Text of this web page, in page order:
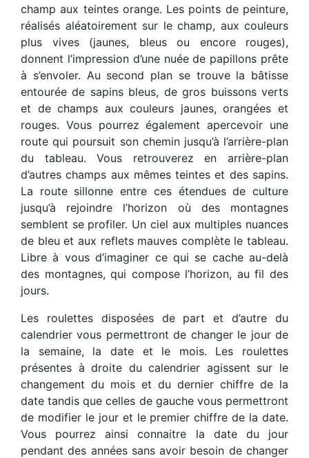
champ aux teintes orange. Les points de peinture,
réalisés aléatoirement sur le champ, aux couleurs
plus vives (jaunes, bleus ou encore rouges),
donnent l’impression d’une nuée de papillons prête
à s’envoler. Au second plan se trouve la bâtisse
entourée de sapins bleus, de gros buissons verts
et de champs aux couleurs jaunes, orangées et
rouges. Vous pourrez également apercevoir une
route qui poursuit son chemin jusqu’à l’arrière-plan
du tableau. Vous retrouverez en arrière-plan
d’autres champs aux mêmes teintes et des sapins.
La route sillonne entre ces étendues de culture
jusqu’à rejoindre l’horizon où des montagnes
semblent se profiler. Un ciel aux multiples nuances
de bleu et aux reflets mauves complète le tableau.
Libre à vous d’imaginer ce qui se cache au-delà
des montagnes, qui compose l’horizon, au fil des
jours.
Les roulettes disposées de part et d’autre du
calendrier vous permettront de changer le jour de
la semaine, la date et le mois. Les roulettes
présentes à droite du calendrier agissent sur le
changement du mois et du dernier chiffre de la
date tandis que celles de gauche vous permettront
de modifier le jour et le premier chiffre de la date.
Vous pourrez ainsi connaitre la date du jour
pendant des années sans avoir besoin de changer